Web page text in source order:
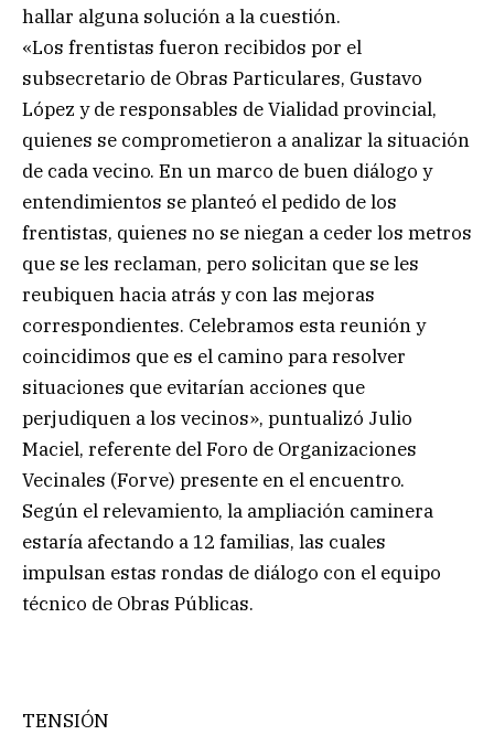
hallar alguna solución a la cuestión.
«Los frentistas fueron recibidos por el
subsecretario de Obras Particulares, Gustavo
López y de responsables de Vialidad provincial,
quienes se comprometieron a analizar la situación
de cada vecino. En un marco de buen diálogo y
entendimientos se planteó el pedido de los
frentistas, quienes no se niegan a ceder los metros
que se les reclaman, pero solicitan que se les
reubiquen hacia atrás y con las mejoras
correspondientes. Celebramos esta reunión y
coincidimos que es el camino para resolver
situaciones que evitarían acciones que
perjudiquen a los vecinos», puntualizó Julio
Maciel, referente del Foro de Organizaciones
Vecinales (Forve) presente en el encuentro.
Según el relevamiento, la ampliación caminera
estaría afectando a 12 familias, las cuales
impulsan estas rondas de diálogo con el equipo
técnico de Obras Públicas.
TENSIÓN